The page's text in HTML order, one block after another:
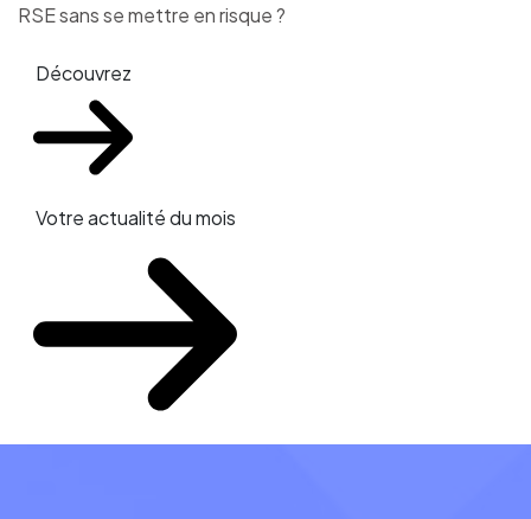
RSE sans se mettre en risque ?
Découvrez
Votre actualité du mois